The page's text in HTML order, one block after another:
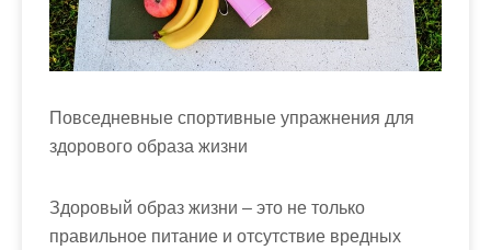
Повседневные спортивные упражнения для
здорового образа жизни
Здоровый образ жизни – это не только
правильное питание и отсутствие вредных